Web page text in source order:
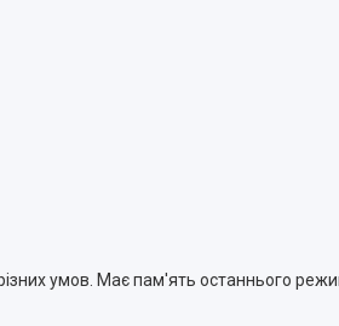
умов. Має пам'ять останнього